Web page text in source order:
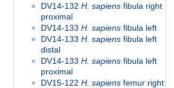
DV14-132 H. sapiens fibula right
proximal
DV14-133 H. sapiens fibula left
DV14-133 H. sapiens fibula left
distal
DV14-133 H. sapiens fibula left
proximal
DV15-122 H. sapiens femur right